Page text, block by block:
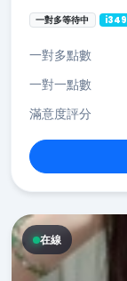
一對多等待中 i349
一對多點數
一對一點數
滿意度評分
在線